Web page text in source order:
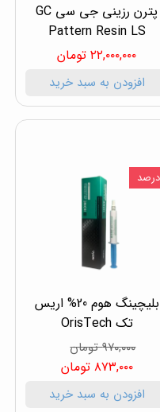
پترن رزینی جی سی GC
Pattern Resin LS
۲۲,۰۰۰,۰۰۰ تومان
افزودن به سبد خرید
بلیچینگ هوم 20% اریس
تک OrisTech
۹۷۰,۰۰۰ تومان
۸۷۳,۰۰۰ تومان
افزودن به سبد خرید